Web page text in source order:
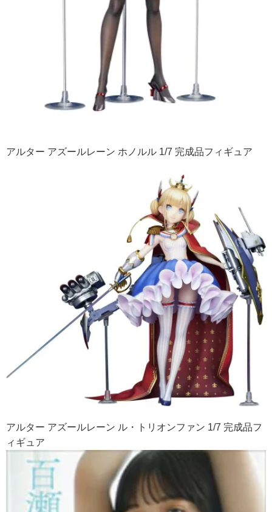
アルター アズールレーン ホノルル 1/7 完成品フィギュア
アルター アズールレーン ル・トリオンファン 1/7 完成品フ
ィギュア